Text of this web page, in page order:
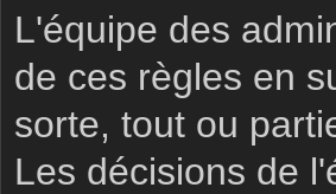
L'équipe des
de ces règles en
sorte, tout ou
Les décisions de